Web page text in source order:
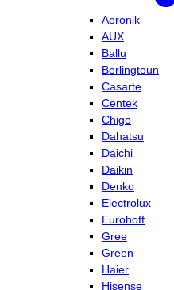
Aeronik
AUX
Ballu
Berlingtoun
Casarte
Centek
Chigo
Dahatsu
Daichi
Daikin
Denko
Electrolux
Eurohoff
Gree
Green
Haier
Hisense